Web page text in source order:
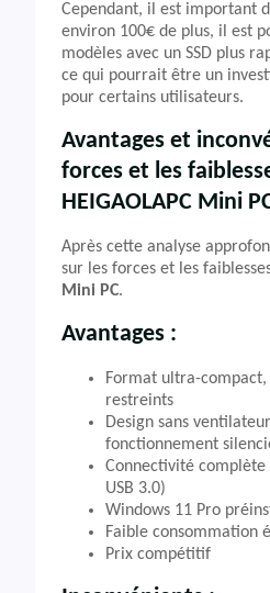
Cependant, il est important
environ 100€ de plus, il est
modèles avec un SSD plus
ce qui pourrait être un
pour certains utilisateurs.
Avantages et
forces et les
HEIGAOLAPC Mini
Après cette analyse
sur les forces et les
Mini PC.
Avantages :
Format ultra-
restreints
Design sans
fonctionnement
Connectivité
USB 3.0)
Windows 11 Pro
Faible consommation
Prix compétitif